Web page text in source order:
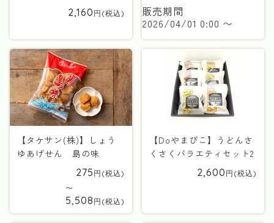
2,160
販売期間
2026/04/01 0:00 〜
【タケサン(株)】しょう
ゆあげせん 島の味
275
〜
5,508
【Doやまびこ】うどんさ
くさくバラエティセット2
2,600